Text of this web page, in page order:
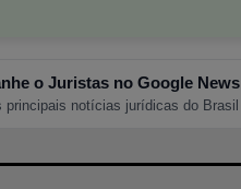
o Juristas no Google News
principais notícias jurídicas do Brasil